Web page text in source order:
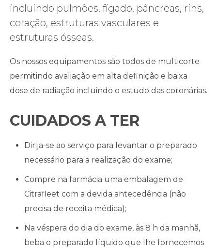
incluindo pulmões, fígado, pâncreas, rins,
coração, estruturas vasculares e
estruturas ósseas.
Os nossos equipamentos são todos de multicorte
permitindo avaliação em alta definição e baixa
dose de radiação incluindo o estudo das coronárias.
CUIDADOS A TER
Dirija-se ao serviço para levantar o preparado
necessário para a realização do exame;
Compre na farmácia uma embalagem de
Citrafleet com a devida antecedência (não
precisa de receita médica);
Na véspera do dia do exame, às 8 h da manhã,
beba o preparado líquido que lhe fornecemos